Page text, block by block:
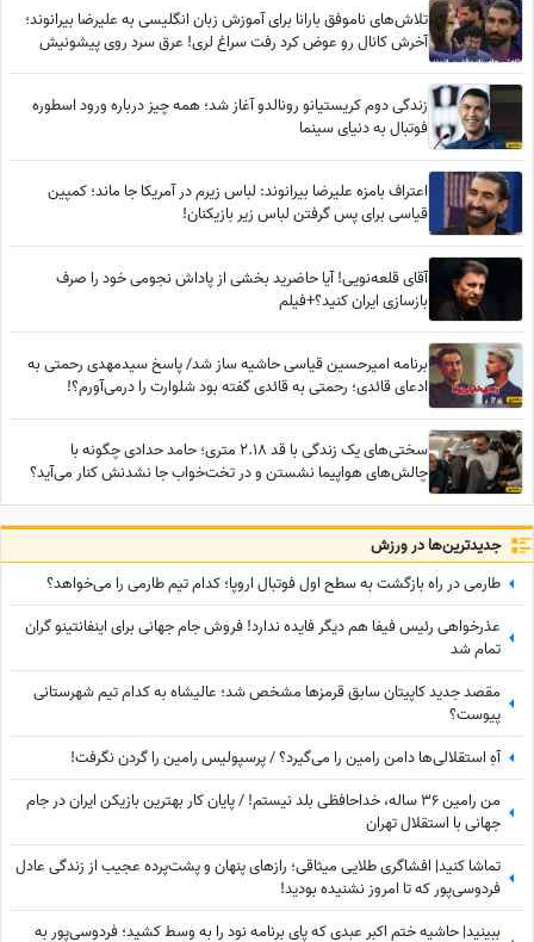
تلاش‌های ناموفق بارانا برای آموزش زبان انگلیسی به علیرضا بیرانوند؛
آخرش کانال رو عوض کرد رفت سراغ لری! عرق سرد روی پیشونیش
زندگی دوم کریستیانو رونالدو آغاز شد؛ همه چیز درباره ورود اسطوره
فوتبال به دنیای سینما
اعتراف بامزه علیرضا بیرانوند: لباس زیرم در آمریکا جا ماند؛ کمپین
قیاسی برای پس گرفتن لباس‌ زیر بازیکنان!
آقای قلعه‌نویی! آیا حاضرید بخشی از پاداش نجومی خود را صرف
بازسازی ایران کنید؟+فیلم
برنامه امیرحسین قیاسی حاشیه ساز شد/ پاسخ سیدمهدی رحمتی به
ادعای قائدی؛ رحمتی به قائدی گفته بود شلوارت را درمی‌آورم؟!
سختی‌های یک زندگی با قد 2.18 متری؛ حامد حدادی چگونه با
چالش‌های هواپیما نشستن و در تخت‌خواب جا نشدنش کنار می‌آید؟
جدید‌ترین‌ها در ورزش
طارمی در راه بازگشت به سطح اول فوتبال اروپا؛ کدام تیم طارمی را می‌خواهد؟
عذرخواهی رئیس فیفا هم دیگر فایده ندارد! فروش جام جهانی برای اینفانتینو گران
تمام شد
مقصد جدید کاپیتان سابق قرمزها مشخص شد؛ عالیشاه به کدام تیم شهرستانی
پیوست؟
آهِ استقلالی‌ها دامن رامین را می‌گیرد؟ / پرسپولیس رامین را گردن نگرفت!
من رامین 36 ساله، خداحافظی بلد نیستم! / پایان کار بهترین بازیکن ایران در جام
جهانی با استقلال تهران
تماشا کنید| افشاگری طلایی میثاقی؛ رازهای پنهان و پشت‌پرده عجیب از زندگی عادل
فردوسی‌پور که تا امروز نشنیده بودید!
ببینید| حاشیه ختم اکبر عبدی که پای برنامه نود را به وسط کشید؛ فردوسی‌پور به